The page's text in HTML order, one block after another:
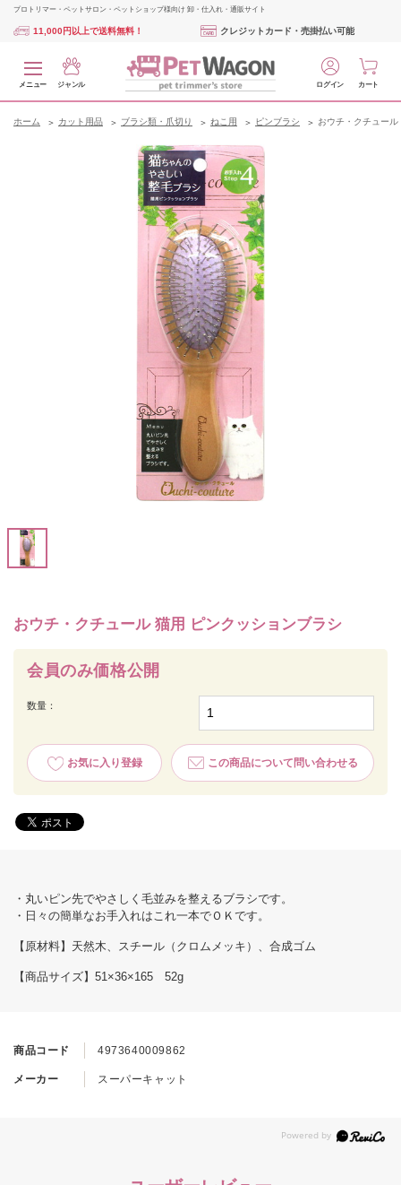
プロトリマー・ペットサロン・ペットショップ様向け 卸・仕入れ・通販サイト
11,000円以上で送料無料！ クレジットカード・売掛払い可能
メニュー ジャンル ログイン カート
ホーム カット用品 ブラシ類・爪切り ねこ用 ピンブラシ おウチ・クチュー
おウチ・クチュール 猫用 ピンクッションブラシ
会員のみ価格公開
数量：
お気に入り登録 この商品について問い合わせる
商品コード 4973640009862
メーカー スーパーキャット
・丸いピン先でやさしく毛並みを整えるブラシです。
・日々の簡単なお手入れはこれ一本でＯＫです。
【原材料】天然木、スチール（クロムメッキ）、合成ゴム
【商品サイズ】51×36×165 52g